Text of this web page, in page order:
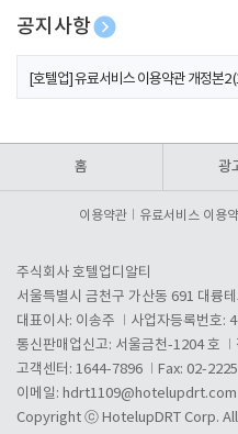
공지사항
[호텔업] 개인정보 처리방침 개정본1
[호텔업] 유료서비스 이용약관 개정본2
홈 광
이용약관 유료서비스 이용
주식회사 호텔업디알티
서울특별시 금천구 가산동 691 대륭
대표이사: 이송주
사업자등록번호:
통신판매업신고: 서울금천-1204 호
고객센터: 1644-7896
Fax: 02-
이메일: hdrt1109@hotelupdrt.com
Copyright ⓒ HotelupDRT Corp.